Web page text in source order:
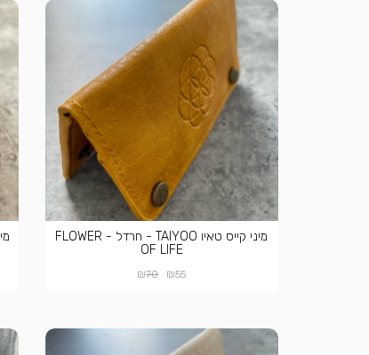
מיני קייס טאיו TAIYOO - חרדל - FLOWER
OF LIFE
₪55
₪70